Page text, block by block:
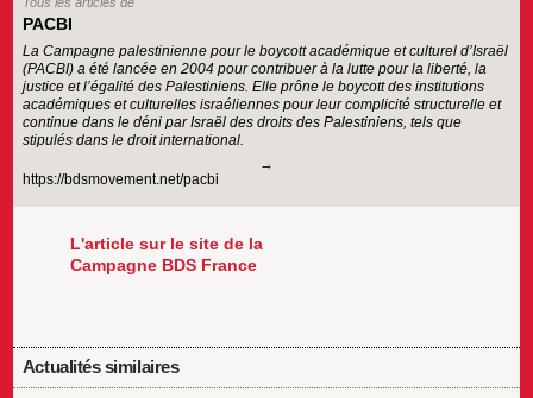
PACBI
La Campagne palestinienne pour le boycott académique et culturel d’Israël
(PACBI) a été lancée en 2004 pour contribuer à la lutte pour la liberté, la
justice et l’égalité des Palestiniens. Elle prône le boycott des institutions
académiques et culturelles israéliennes pour leur complicité structurelle et
continue dans le déni par Israël des droits des Palestiniens, tels que
stipulés dans le droit international.
https://bdsmovement.net/pacbi
L'article sur le site de la
Campagne BDS France
Actualités similaires